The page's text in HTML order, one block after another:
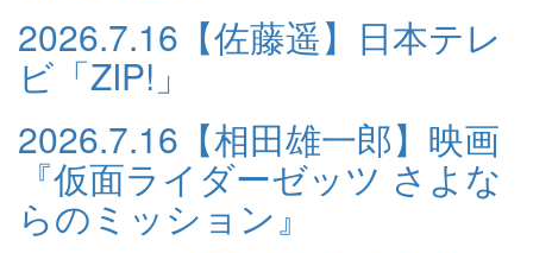
2026.7.16 【佐藤遥】日本テレ
ビ「ZIP!」
2026.7.16 【相田雄一郎】映画
『仮面ライダーゼッツ さよな
らのミッション』